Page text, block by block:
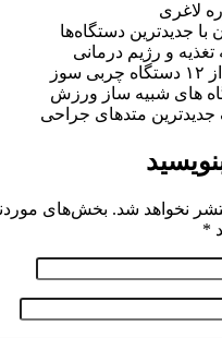
لاغری
با جدیدترین دستگاه‌ها
تغذیه و رژیم درمانی
های شبیه ساز ورزش
جدیدترین متدهای جراحی
نخواهد شد. بخش‌های
*